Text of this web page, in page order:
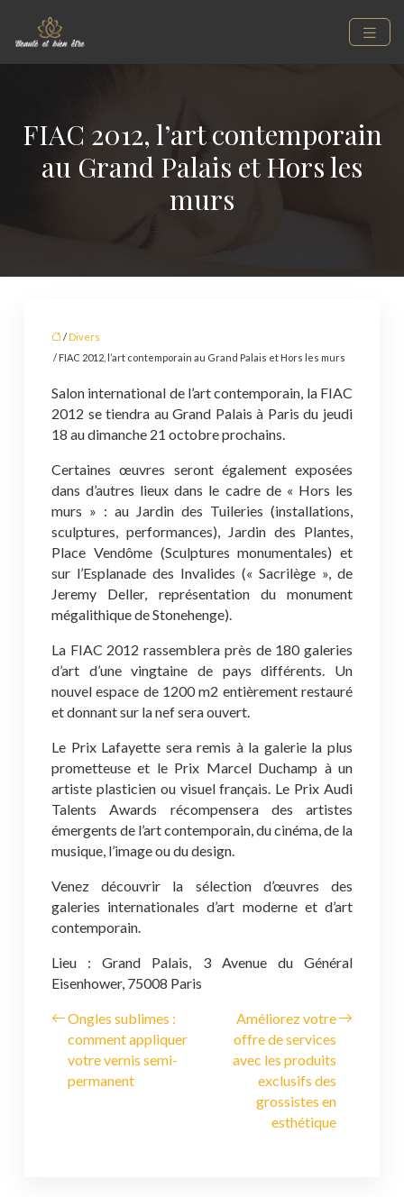
FIAC 2012, l’art contemporain
au Grand Palais et Hors les
murs
/ Divers
/ FIAC 2012, l’art contemporain au Grand Palais et Hors les murs
Salon international de l’art contemporain, la FIAC
2012 se tiendra au Grand Palais à Paris du jeudi
18 au dimanche 21 octobre prochains.
Certaines œuvres seront également exposées
dans d’autres lieux dans le cadre de « Hors les
murs » : au Jardin des Tuileries (installations,
sculptures, performances), Jardin des Plantes,
Place Vendôme (Sculptures monumentales) et
sur l’Esplanade des Invalides (« Sacrilège », de
Jeremy Deller, représentation du monument
mégalithique de Stonehenge).
La FIAC 2012 rassemblera près de 180 galeries
d’art d’une vingtaine de pays différents. Un
nouvel espace de 1200 m2 entièrement restauré
et donnant sur la nef sera ouvert.
Le Prix Lafayette sera remis à la galerie la plus
prometteuse et le Prix Marcel Duchamp à un
artiste plasticien ou visuel français. Le Prix Audi
Talents Awards récompensera des artistes
émergents de l’art contemporain, du cinéma, de la
musique, l’image ou du design.
Venez découvrir la sélection d’œuvres des
galeries internationales d’art moderne et d’art
contemporain.
Lieu : Grand Palais, 3 Avenue du Général
Eisenhower, 75008 Paris
Ongles sublimes :
comment appliquer
votre vernis semi-
permanent
Améliorez votre
offre de services
avec les produits
exclusifs des
grossistes en
esthétique